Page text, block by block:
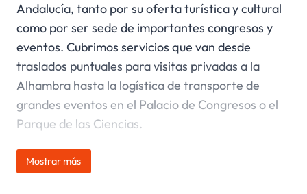
Andalucía, tanto por su oferta turística y cultural
como por ser sede de importantes congresos y
eventos. Cubrimos servicios que van desde
traslados puntuales para visitas privadas a la
Alhambra hasta la logística de transporte de
grandes eventos en el Palacio de Congresos o el
Parque de las Ciencias.
El minibús es especialmente útil en Granada
Mostrar más